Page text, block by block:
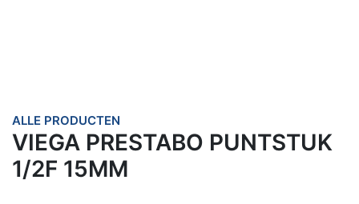
ALLE PRODUCTEN
VIEGA PRESTABO PUNTSTUK
1/2F 15MM